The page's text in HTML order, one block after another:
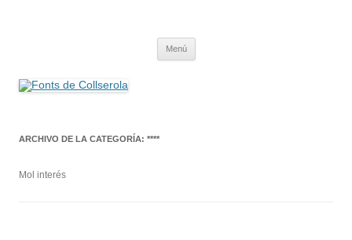
Menú
ARCHIVO DE LA CATEGORÍA: ****
Mol interés